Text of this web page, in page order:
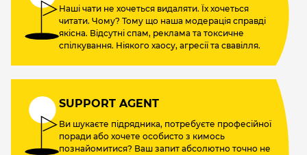
Наші чати не хочеться видаляти. Їх хочеться
читати. Чому? Тому що наша модерація справді
якісна. Відсутні спам, реклама та токсичне
спілкування. Ніякого хаосу, агресії та свавілля.
SUPPORT AGENT
Ви шукаєте підрядника, потребуєте професійної
поради або хочете особисто з кимось
познайомитися? Ваш запит абсолютно точно не